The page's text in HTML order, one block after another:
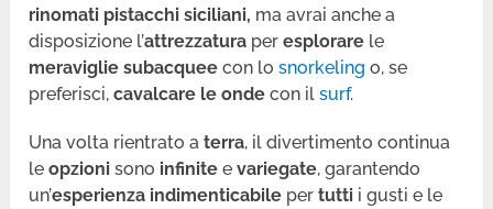
rinomati pistacchi siciliani, ma avrai anche a
disposizione l’attrezzatura peresplorare le
meraviglie subacquee con losnorkelingo, se
preferisci,cavalcare le onde con ilsurf.
Una volta rientrato aterra, il divertimento continua
leopzioni sono infiniteevariegate, garantendo
un’esperienza indimenticabile pertutti i gusti e le